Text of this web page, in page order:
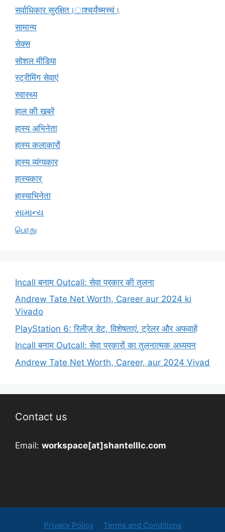
सर्वाधिकार सुरक्षित।ाश्चर्यंच्मच्चं।
सामान्य
सेक्स
सोशल मीडिया
स्ट्रीमिंग सेवाएं
स्वास्थ्य
हाल की खबरें
हास्य अभिनेता
हास्य कलाकारों
हास्य व्यंग्यकार
हास्यकार्
हास्याभिनेता
સામાન્ય
பொது
Incall बनाम Outcall: सेवा प्रकार की तुलना
Andrew Tate Net Worth, Career aur 2024 ki
Vivado
PlayStation 6: रिलीज़ डेट, विशेषताएं, ट्रेलर और अफवाहें
Incall बनाम Outcall: सेवा प्रकारों का तुलनात्मक अध्ययन
Andrew Tate Net Worth, Career, aur 2024 Vivad
Contact us
Email: workspace[at]shantelllc.com
Privacy Policy Terms and Conditions